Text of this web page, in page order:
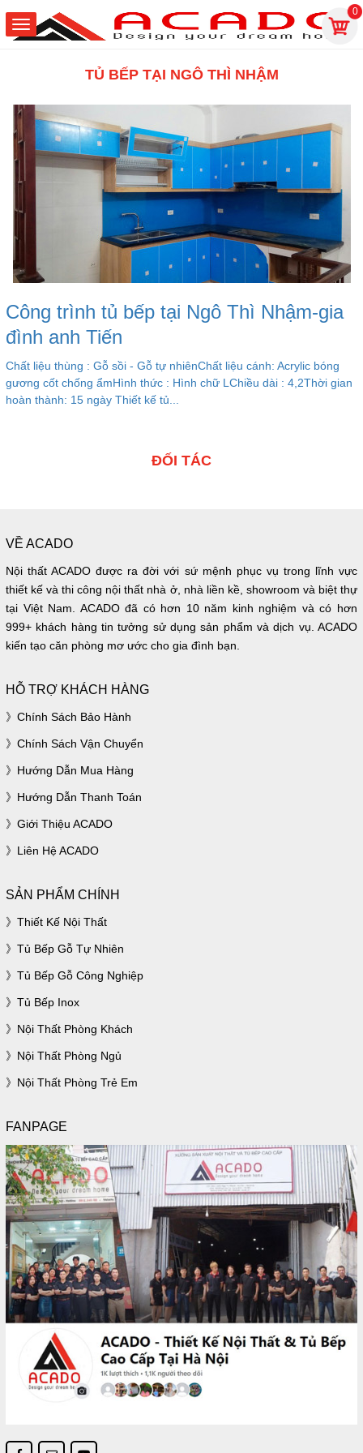
0
TỦ BẾP TẠI NGÔ THÌ NHẬM
Công trình tủ bếp tại Ngô Thì Nhậm-gia
đình anh Tiến
Chất liệu thùng : Gỗ sồi - Gỗ tự nhiênChất liệu cánh: Acrylic bóng
gương cốt chống ẩmHình thức : Hình chữ LChiều dài : 4,2Thời gian
hoàn thành: 15 ngày Thiết kế tủ...
ĐỐI TÁC
VỀ ACADO
Nội thất ACADO được ra đời với sứ mệnh phục vụ trong lĩnh vực
thiết kế và thi công nội thất nhà ở, nhà liền kề, showroom và biệt thự
tại Việt Nam. ACADO đã có hơn 10 năm kinh nghiệm và có hơn
999+ khách hàng tin tưởng sử dụng sản phẩm và dịch vụ. ACADO
kiến tạo căn phòng mơ ước cho gia đình bạn.
HỖ TRỢ KHÁCH HÀNG
Chính Sách Bảo Hành
Chính Sách Vận Chuyển
Hướng Dẫn Mua Hàng
Hướng Dẫn Thanh Toán
Giới Thiệu ACADO
Liên Hệ ACADO
SẢN PHẨM CHÍNH
Thiết Kế Nội Thất
Tủ Bếp Gỗ Tự Nhiên
Tủ Bếp Gỗ Công Nghiệp
Tủ Bếp Inox
Nội Thất Phòng Khách
Nội Thất Phòng Ngủ
Nội Thất Phòng Trẻ Em
FANPAGE